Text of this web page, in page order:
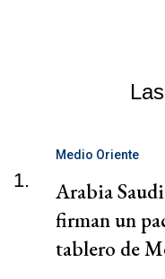
1.
Medio Oriente
Arabia
firman un
tablero de